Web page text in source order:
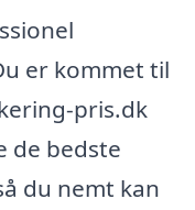
er kommet til
pris.dk
de bedste
du nemt kan